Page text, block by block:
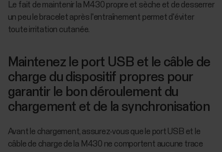
Le fait de maintenir la M430 propre et sèche et de desserrer
un peu le bracelet après l'entraînement permet d'éviter
toute irritation cutanée.
Maintenez le port USB et le câble de
charge du dispositif propres pour
garantir le bon déroulement du
chargement et de la synchronisation
Avant le chargement, assurez-vous que le port USB et le
câble de charge de la M430 ne comportent aucune trace